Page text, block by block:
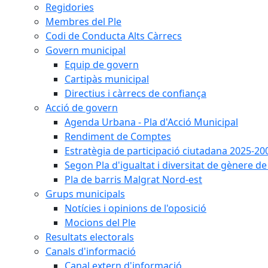
Regidories
Membres del Ple
Codi de Conducta Alts Càrrecs
Govern municipal
Equip de govern
Cartipàs municipal
Directius i càrrecs de confiança
Acció de govern
Agenda Urbana - Pla d'Acció Municipal
Rendiment de Comptes
Estratègia de participació ciutadana 2025-
Segon Pla d'igualtat i diversitat de gènere
Pla de barris Malgrat Nord-est
Grups municipals
Notícies i opinions de l'oposició
Mocions del Ple
Resultats electorals
Canals d'informació